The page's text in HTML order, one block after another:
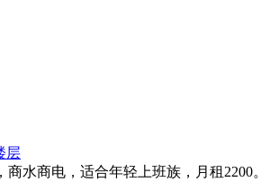
层
水商电，适合年轻上班族，月租2200。